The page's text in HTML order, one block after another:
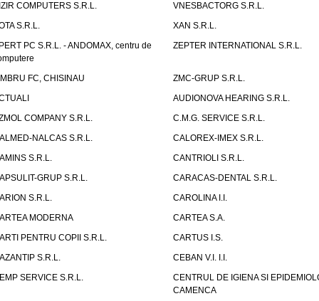
COMPUTERS S.R.L.
VNESBACTORG S.R.L.
S.R.L.
XAN S.R.L.
PC S.R.L. - ANDOMAX, centru de
ZEPTER INTERNATIONAL S.R.L.
FC, CHISINAU
ZMC-GRUP S.R.L.
AUDIONOVA HEARING S.R.L.
COMPANY S.R.L.
C.M.G. SERVICE S.R.L.
NALCAS S.R.L.
CALOREX-IMEX S.R.L.
S.R.L.
CANTRIOLI S.R.L.
GRUP S.R.L.
CARACAS-DENTAL S.R.L.
S.R.L.
CAROLINA I.I.
MODERNA
CARTEA S.A.
PENTRU COPII S.R.L.
CARTUS I.S.
S.R.L.
CEBAN V.I. I.I.
SERVICE S.R.L.
CENTRUL DE IGIENA SI
CAMENCA